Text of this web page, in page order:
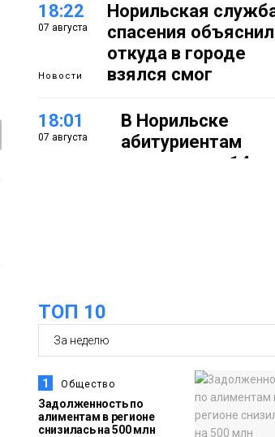
18:22
07 августа
Новости
Норильская
спасения
откуда в городе
взялся смог
18:01
07 августа
В Норильске
абитуриентам
предлагают 14
07 августа
Образование
бесплатно
на берегу
16:41
Зелёный курс
ТОП 10
1 Общество
Задолженность по
алиментам в регионе
снизилась на 500 млн